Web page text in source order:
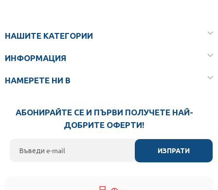
НАШИТЕ КАТЕГОРИИ
ИНФОРМАЦИЯ
НАМЕРЕТЕ НИ В
АБОНИРАЙТЕ СЕ И ПЪРВИ ПОЛУЧЕТЕ НАЙ-
ДОБРИТЕ ОФЕРТИ!
ИЗПРАТИ